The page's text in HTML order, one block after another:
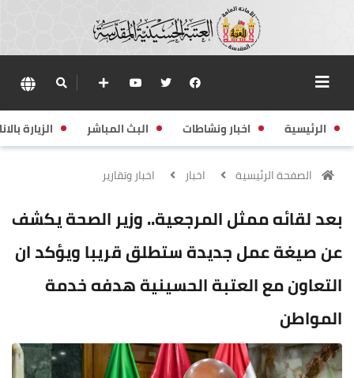
الرئيسية اخبار ونشاطات البث المباشر الزيارة
الصفحة الرئيسية اخبار اخبار وتقارير
بعد لقائه ممثل المرجعية.. وزير الصحة يكشف
عن صيغة عمل جديدة ستطلق قريبا ويؤكد ان
التعاون مع العتبة الحسينية هدفه خدمة
المواطن